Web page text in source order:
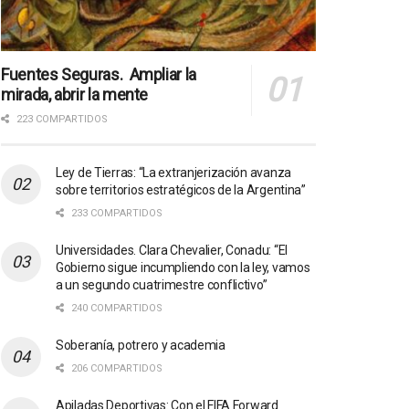
Fuentes Seguras. Ampliar la
mirada, abrir la mente
223 COMPARTIDOS
Ley de Tierras: “La extranjerización avanza
sobre territorios estratégicos de la Argentina”
233 COMPARTIDOS
Universidades. Clara Chevalier, Conadu: “El
Gobierno sigue incumpliendo con la ley, vamos
a un segundo cuatrimestre conflictivo”
240 COMPARTIDOS
Soberanía, potrero y academia
206 COMPARTIDOS
Apiladas Deportivas: Con el FIFA Forward